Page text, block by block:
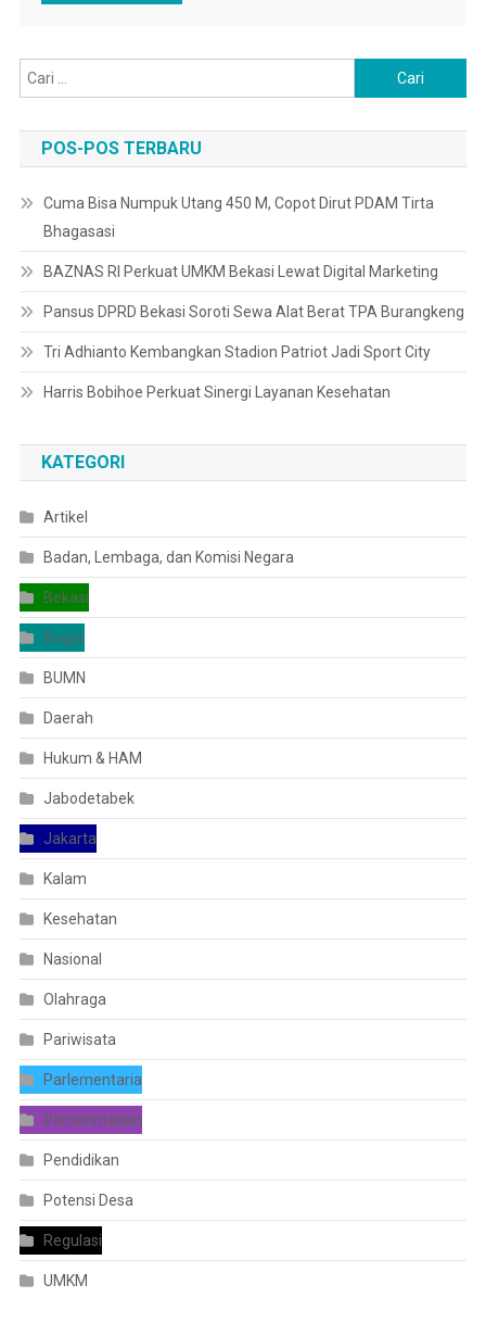
untuk:
POS-POS TERBARU
Cuma Bisa Numpuk Utang 450 M, Copot Dirut PDAM Tirta
Bhagasasi
BAZNAS RI Perkuat UMKM Bekasi Lewat Digital Marketing
Pansus DPRD Bekasi Soroti Sewa Alat Berat TPA Burangkeng
Tri Adhianto Kembangkan Stadion Patriot Jadi Sport City
Harris Bobihoe Perkuat Sinergi Layanan Kesehatan
KATEGORI
Artikel
Badan, Lembaga, dan Komisi Negara
Bekasi
Bogor
BUMN
Daerah
Hukum & HAM
Jabodetabek
Jakarta
Kalam
Kesehatan
Nasional
Olahraga
Pariwisata
Parlementaria
Pemerintahan
Pendidikan
Potensi Desa
Regulasi
UMKM